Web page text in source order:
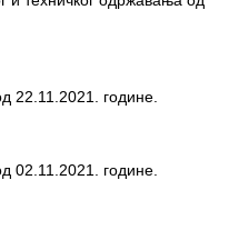
22.11.2021. године.
02.11.2021. године.